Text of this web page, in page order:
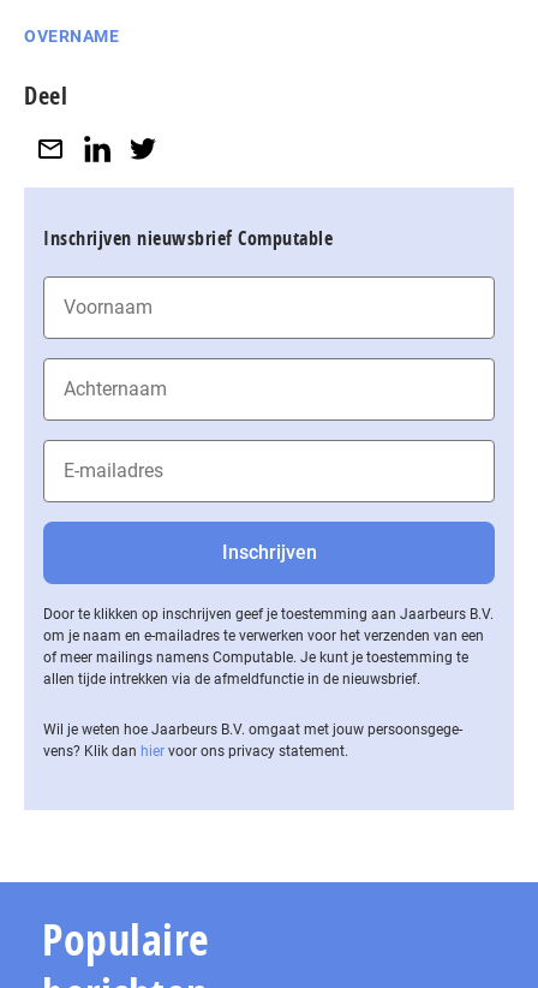
OVERNAME
Deel
Inschrijven nieuwsbrief Computable
Door te klikken op inschrijven geef je toestemming aan Jaarbeurs B.V.
om je naam en e-mailadres te verwerken voor het verzenden van een
of meer mailings namens Computable. Je kunt je toestemming te
allen tijde intrekken via de af­meld­func­tie in de nieuwsbrief.
Wil je weten hoe Jaarbeurs B.V. omgaat met jouw per­soons­ge­ge­
vens? Klik dan hier voor ons privacy statement.
Populaire